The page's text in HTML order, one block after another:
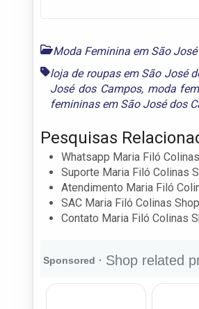
Moda Feminina em São
loja de roupas em São José
José dos Campos, moda
femininas em São José dos
Pesquisas
Whatsapp Maria Filó
Suporte Maria Filó Colinas
Atendimento Maria Filó
SAC Maria Filó Colinas
Contato Maria Filó Colinas